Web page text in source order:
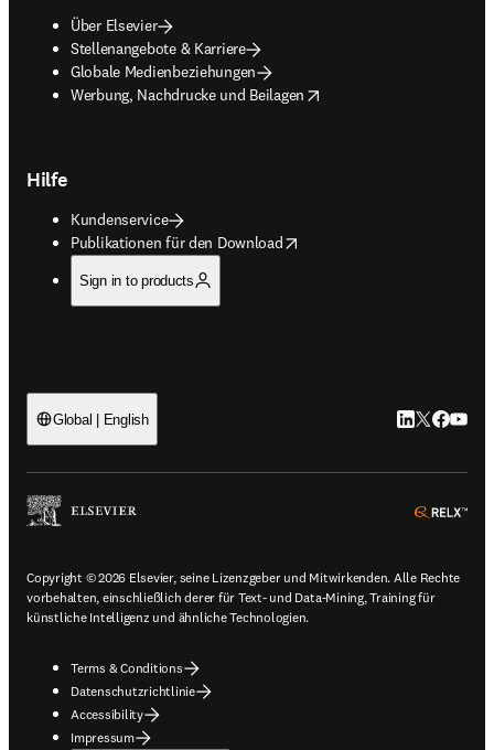
Über Elsevier
Stellenangebote & Karriere
Globale Medienbeziehungen
Werbung, Nachdrucke und Beilagen
opens in new tab/window
Hilfe
Kundenservice
Publikationen für den Download
opens in new tab/window
Sign in to products
Global | English LinkedIn
Twitter
Copyright © 2026 Elsevier, seine Lizenzgeber und Mitwirkenden. Alle Rechte
vorbehalten, einschließlich derer für Text- und Data-Mining, Training für
künstliche Intelligenz und ähnliche Technologien.
Terms & Conditions
Datenschutzrichtlinie
Accessibility
Impressum